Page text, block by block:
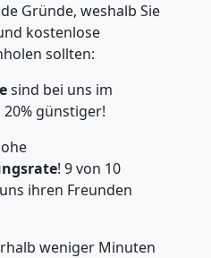
Gründe, weshalb Sie
kostenlose
sollten:
sind bei uns im
günstiger!
! 9 von 10
ihren Freunden
weniger Minuten